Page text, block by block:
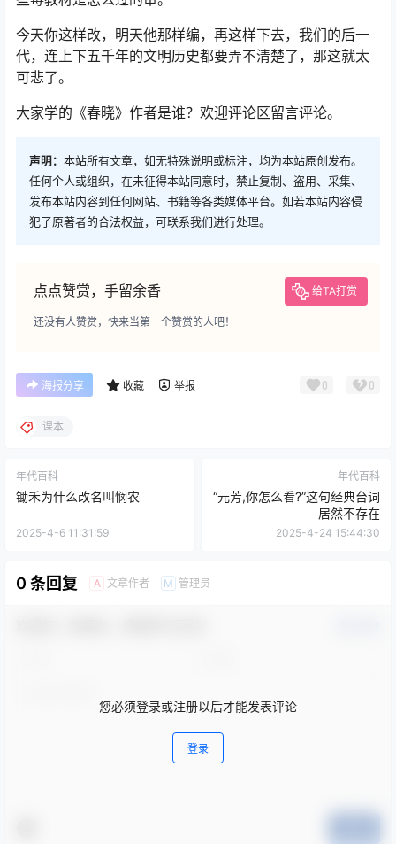
今天你这样改，明天他那样编，再这样下去，我们的后一
代，连上下五千年的文明历史都要弄不清楚了，那这就太
可悲了。
大家学的《春晓》作者是谁？欢迎评论区留言评论。
声明： 本站所有文章，如无特殊说明或标注，均为本站原创发布。
任何个人或组织，在未征得本站同意时，禁止复制、盗用、采集、
发布本站内容到任何网站、书籍等各类媒体平台。如若本站内容侵
犯了原著者的合法权益，可联系我们进行处理。
点点赞赏，手留余香 给TA打赏
还没有人赞赏，快来当第一个赞赏的人吧！
海报分享 收藏 举报 0 0
课本
年代百科
锄禾为什么改名叫悯农
2025-4-6 11:31:59
年代百科
“元芳,你怎么看?”这句经典台词
居然不存在
2025-4-24 15:44:30
0 条回复 A 文章作者 M 管理员
您必须登录或注册以后才能发表评论
登录